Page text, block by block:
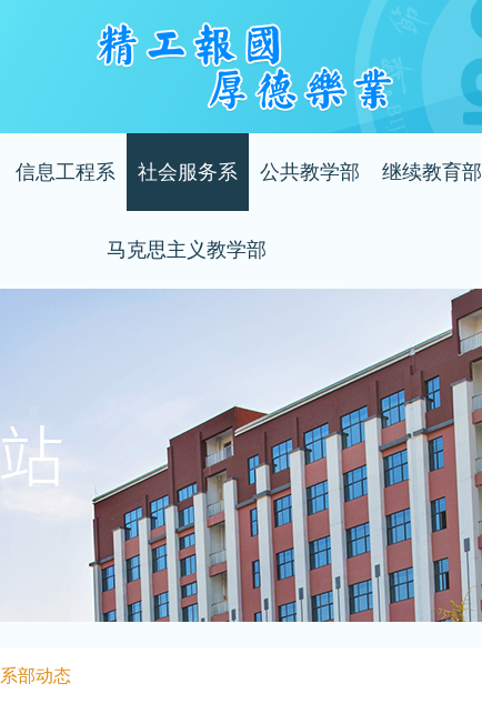
信息工程系 社会服务系 公共教学部 继续教育部
教师风采
马克思主义教学部
系部动态